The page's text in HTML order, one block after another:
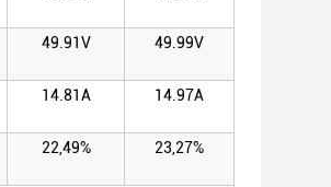
49.91V 49.99V
14.81A 14.97A
22,49% 23,27%